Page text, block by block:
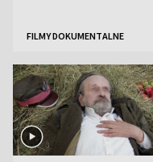
FILMY DOKUMENTALNE